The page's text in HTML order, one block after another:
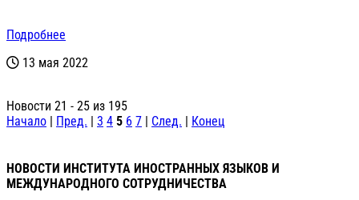
Подробнее
13 мая 2022
Новости 21 - 25 из 195
Начало | Пред. | 3 4 5 6 7 | След. | Конец
НОВОСТИ ИНСТИТУТА ИНОСТРАННЫХ ЯЗЫКОВ И
МЕЖДУНАРОДНОГО СОТРУДНИЧЕСТВА